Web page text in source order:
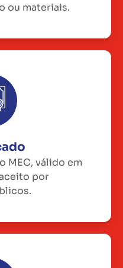
ou materiais.
MEC, válido em
por